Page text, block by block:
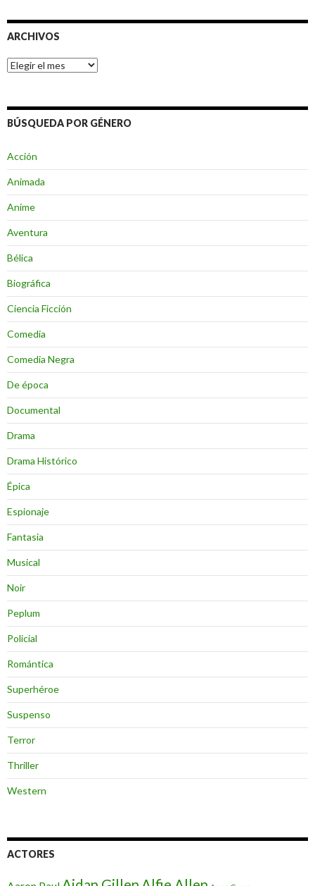
ARCHIVOS
Archivos
BÚSQUEDA POR GÉNERO
Acción
Animada
Anime
Aventura
Bélica
Biográfica
Ciencia Ficción
Comedia
Comedia Negra
De época
Documental
Drama
Drama Histórico
Épica
Espionaje
Fantasia
Musical
Noir
Peplum
Policial
Romántica
Superhéroe
Suspenso
Terror
Thriller
Western
ACTORES